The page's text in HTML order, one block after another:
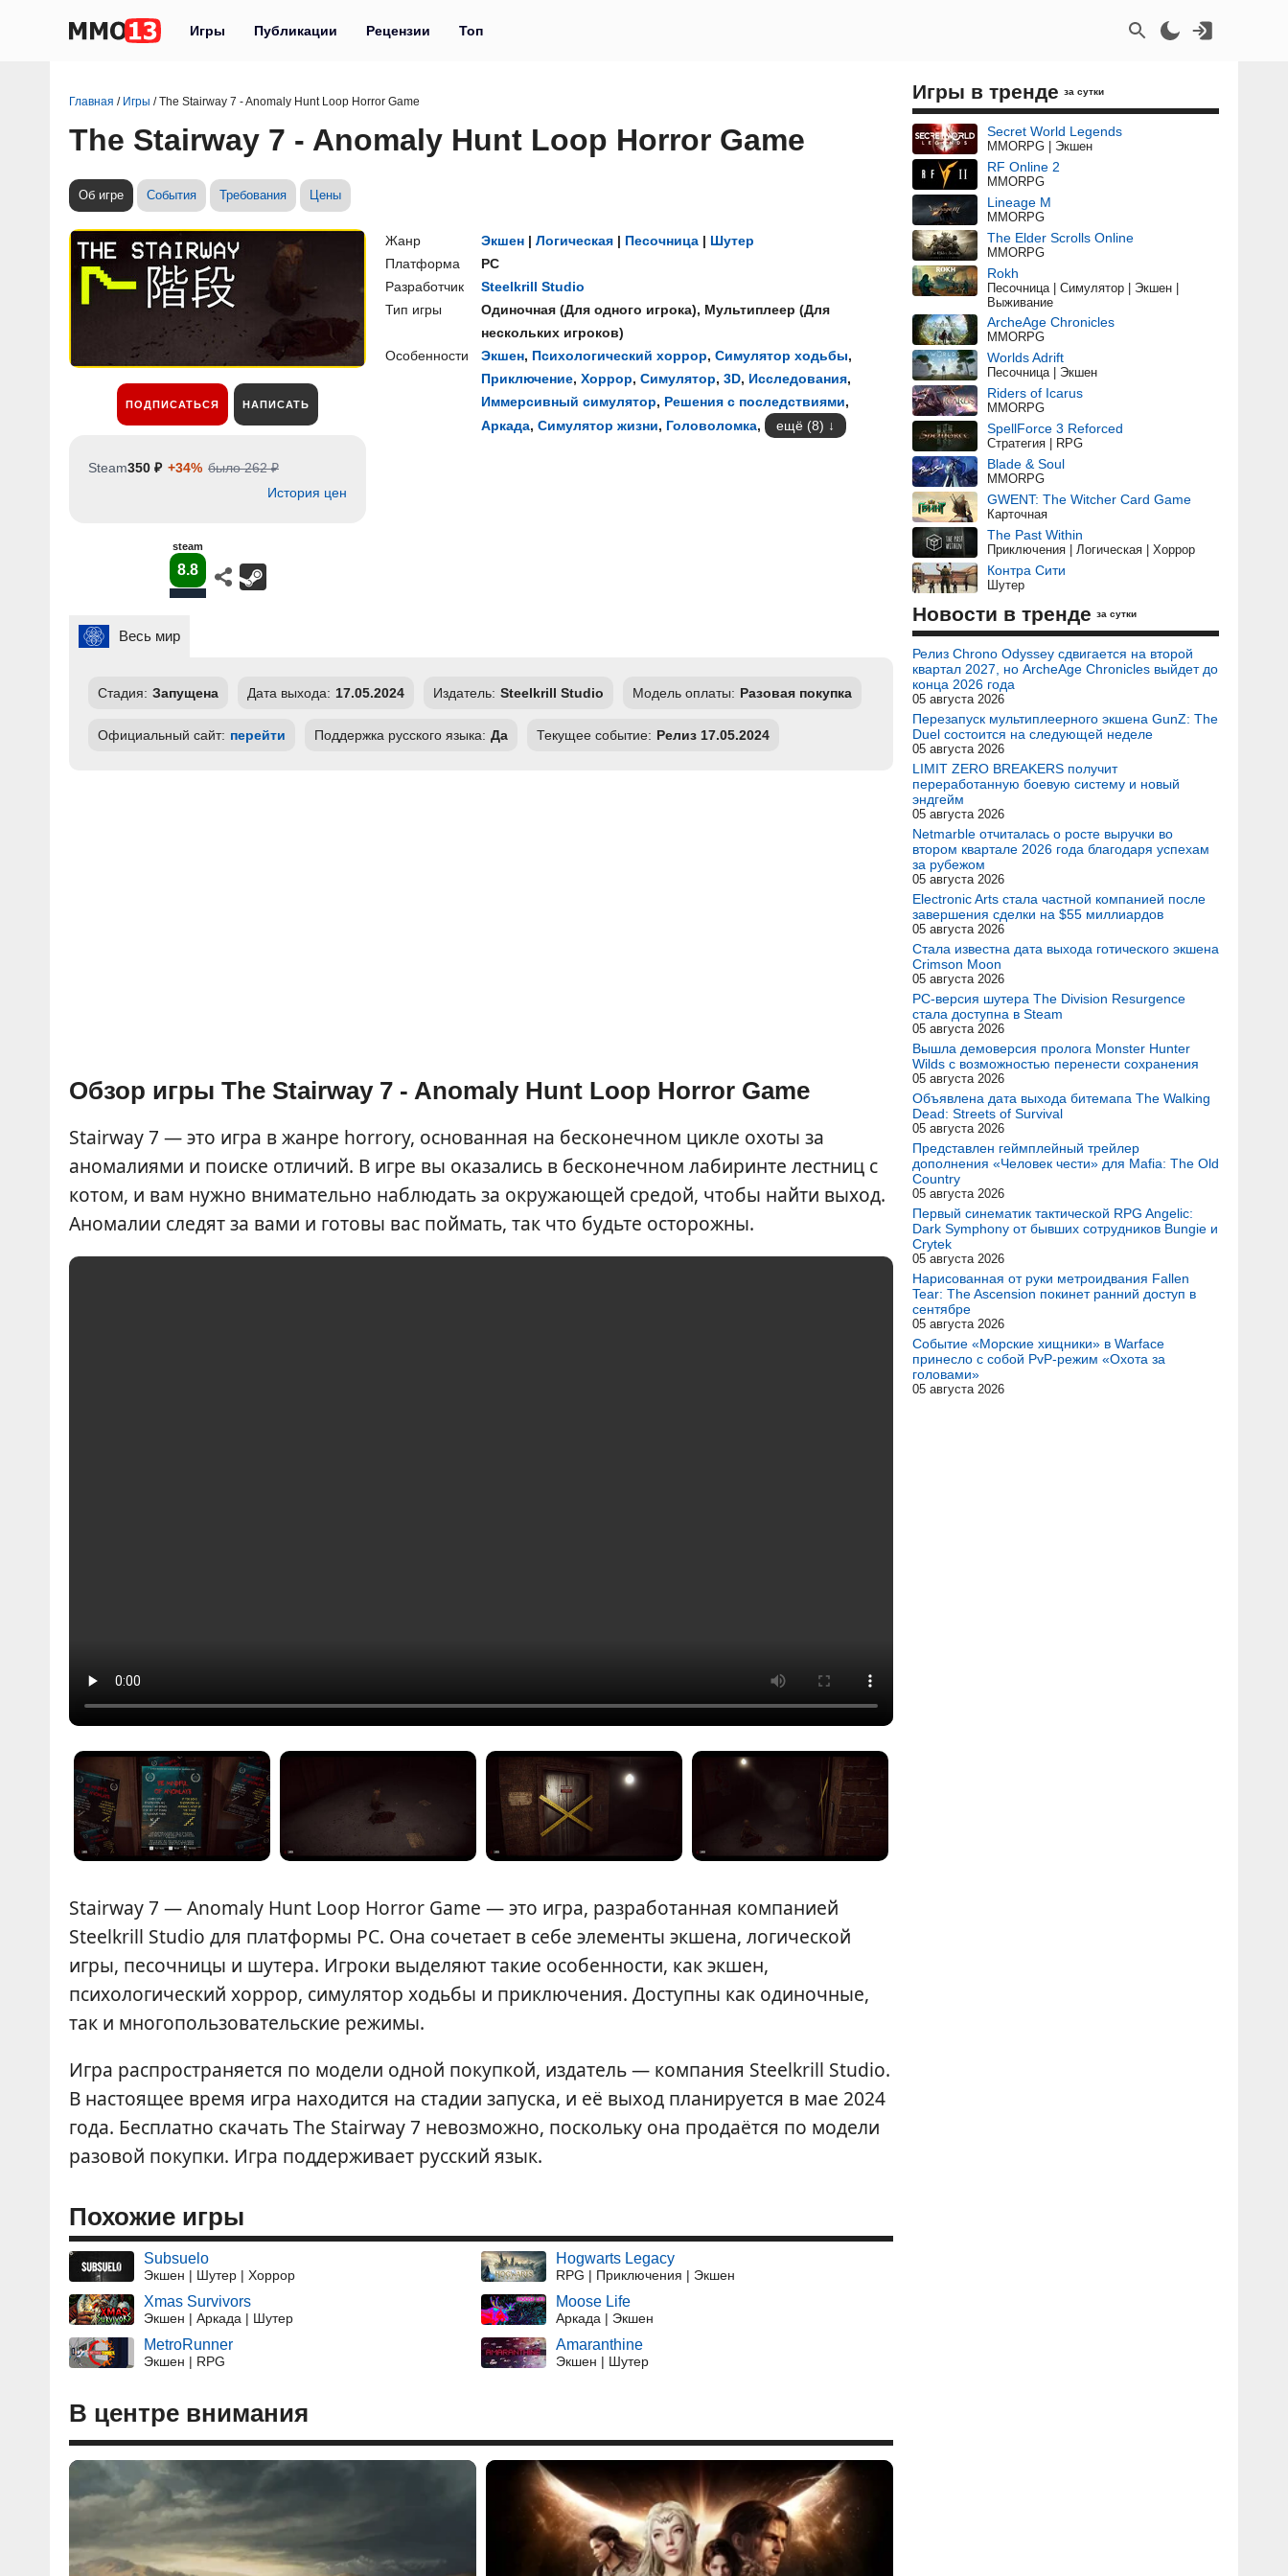
Игры Публикации Рецензии Топ
Главная / Игры /The Stairway 7 - Anomaly Hunt Loop Horror Game
The Stairway 7 - Anomaly Hunt Loop Horror Game
Об игре События Требования Цены
ПОДПИСАТЬСЯ НАПИСАТЬ
Steam350 ₽ +34% было 262 ₽
История цен
steam
8.8
Жанр Экшен | Логическая | Песочница | Шутер
Платформа
PC
Разработчик
Steelkrill Studio
Тип игры
Одиночная (Для одного игрока), Мультиплеер (Для
нескольких игроков)
Особенности
Экшен, Психологический хоррор, Симулятор ходьбы,
Приключение, Хоррор, Симулятор, 3D, Исследования,
Иммерсивный симулятор, Решения с последствиями,
Аркада, Симулятор жизни, Головоломка, ещё (8)
Весь мир
Стадия: Запущена Дата выхода: 17.05.2024 Издатель: Steelkrill Studio Модель оплаты: Разовая покупка
Официальный сайт: перейти Поддержка русского языка: Да Текущее событие: Релиз 17.05.2024
Обзор игры The Stairway 7 - Anomaly Hunt Loop Horror Game
Stairway 7 — это игра в жанре horrory, основанная на бесконечном цикле охоты за
аномалиями и поиске отличий. В игре вы оказались в бесконечном лабиринте лестниц с
котом, и вам нужно внимательно наблюдать за окружающей средой, чтобы найти выход.
Аномалии следят за вами и готовы вас поймать, так что будьте осторожны.
Stairway 7 — Anomaly Hunt Loop Horror Game — это игра, разработанная компанией
Steelkrill Studio для платформы PC. Она сочетает в себе элементы экшена, логической
игры, песочницы и шутера. Игроки выделяют такие особенности, как экшен,
психологический хоррор, симулятор ходьбы и приключения. Доступны как одиночные,
так и многопользовательские режимы.
Игра распространяется по модели одной покупкой, издатель — компания Steelkrill Studio.
В настоящее время игра находится на стадии запуска, и её выход планируется в мае 2024
года. Бесплатно скачать The Stairway 7 невозможно, поскольку она продаётся по модели
разовой покупки. Игра поддерживает русский язык.
Похожие игры
Subsuelo
Экшен | Шутер | Хоррор
Xmas Survivors
Экшен | Аркада | Шутер
MetroRunner
Экшен | RPG
Hogwarts Legacy
RPG | Приключения | Экшен
Moose Life
Аркада | Экшен
Amaranthine
Экшен | Шутер
В центре внимания
Игры в тренде за сутки
Secret World Legends
MMORPG | Экшен
RF Online 2
MMORPG
Lineage M
MMORPG
The Elder Scrolls Online
MMORPG
Rokh
Песочница | Симулятор | Экшен |
Выживание
ArcheAge Chronicles
MMORPG
Worlds Adrift
Песочница | Экшен
Riders of Icarus
MMORPG
SpellForce 3 Reforced
Стратегия | RPG
Blade & Soul
MMORPG
GWENT: The Witcher Card Game
Карточная
The Past Within
Приключения | Логическая | Хоррор
Контра Сити
Шутер
Новости в тренде за сутки
Релиз Chrono Odyssey сдвигается на второй
квартал 2027, но ArcheAge Chronicles выйдет до
конца 2026 года
05 августа 2026
Перезапуск мультиплеерного экшена GunZ: The
Duel состоится на следующей неделе
05 августа 2026
LIMIT ZERO BREAKERS получит
переработанную боевую систему и новый
эндгейм
05 августа 2026
Netmarble отчиталась о росте выручки во
втором квартале 2026 года благодаря успехам
за рубежом
05 августа 2026
Electronic Arts стала частной компанией после
завершения сделки на $55 миллиардов
05 августа 2026
Стала известна дата выхода готического экшена
Crimson Moon
05 августа 2026
PC-версия шутера The Division Resurgence
стала доступна в Steam
05 августа 2026
Вышла демоверсия пролога Monster Hunter
Wilds с возможностью перенести сохранения
05 августа 2026
Объявлена дата выхода битемапа The Walking
Dead: Streets of Survival
05 августа 2026
Представлен геймплейный трейлер
дополнения «Человек чести» для Mafia: The Old
Country
05 августа 2026
Первый синематик тактической RPG Angelic:
Dark Symphony от бывших сотрудников Bungie и
Crytek
05 августа 2026
Нарисованная от руки метроидвания Fallen
Tear: The Ascension покинет ранний доступ в
сентябре
05 августа 2026
Событие «Морские хищники» в Warface
принесло с собой PvP-режим «Охота за
головами»
05 августа 2026